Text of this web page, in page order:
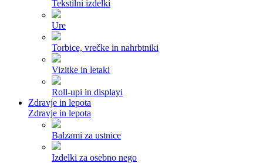
Tekstilni izdelki
Ure
Torbice, vrečke in nahrbtniki
Vizitke in letaki
Roll-upi in displayi
Zdravje in lepota
Zdravje in lepota
Balzami za ustnice
Izdelki za osebno nego